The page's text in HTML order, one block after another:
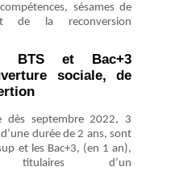
sésames de
de la reconversion
BTS et Bac+3
sociale, de
dès septembre 2022, 3
d’une durée de 2 ans, sont
et les Bac+3, (en 1 an),
d’un